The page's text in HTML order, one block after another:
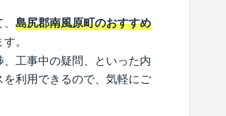
島尻郡南風原町のおすすめ
。
工事中の疑問、といった内
利用できるので、気軽にご